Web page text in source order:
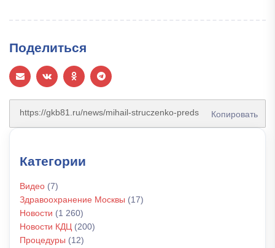
Поделиться
Копировать
Категории
Видео (7)
Здравоохранение Москвы (17)
Новости (1 260)
Новости КДЦ (200)
Процедуры (12)